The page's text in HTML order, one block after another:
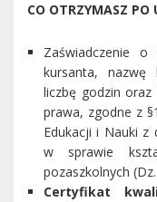
CO OTRZYMASZ PO
Zaświadczenie o
kursanta, nazwę
liczbę godzin
prawa, zgodne z
Edukacji i Nauki z
w sprawie
pozaszkolnych
Certyfikat